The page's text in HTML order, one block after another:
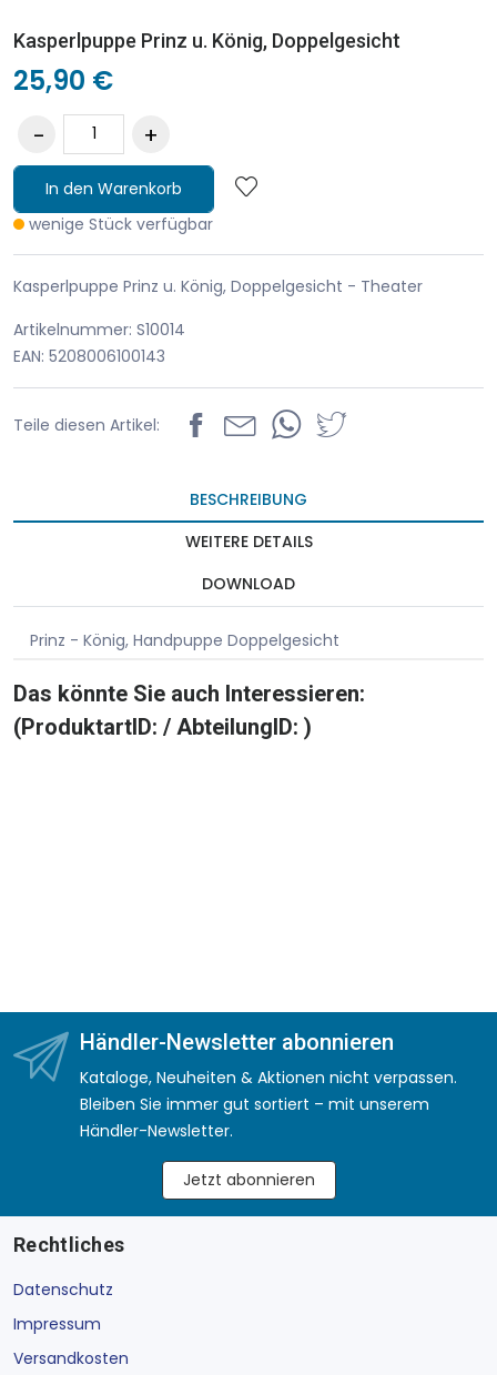
Kasperlpuppe Prinz u. König, Doppelgesicht
25,90 €
In den Warenkorb
wenige Stück verfügbar
Kasperlpuppe Prinz u. König, Doppelgesicht - Theater
Artikelnummer: S10014
EAN: 5208006100143
Teile diesen Artikel:
BESCHREIBUNG
WEITERE DETAILS
DOWNLOAD
Prinz - König, Handpuppe Doppelgesicht
Das könnte Sie auch Interessieren:
(ProduktartID: / AbteilungID: )
Händler-Newsletter abonnieren
Kataloge, Neuheiten & Aktionen nicht verpassen.
Bleiben Sie immer gut sortiert – mit unserem
Händler-Newsletter.
Jetzt abonnieren
Rechtliches
Datenschutz
Impressum
Versandkosten